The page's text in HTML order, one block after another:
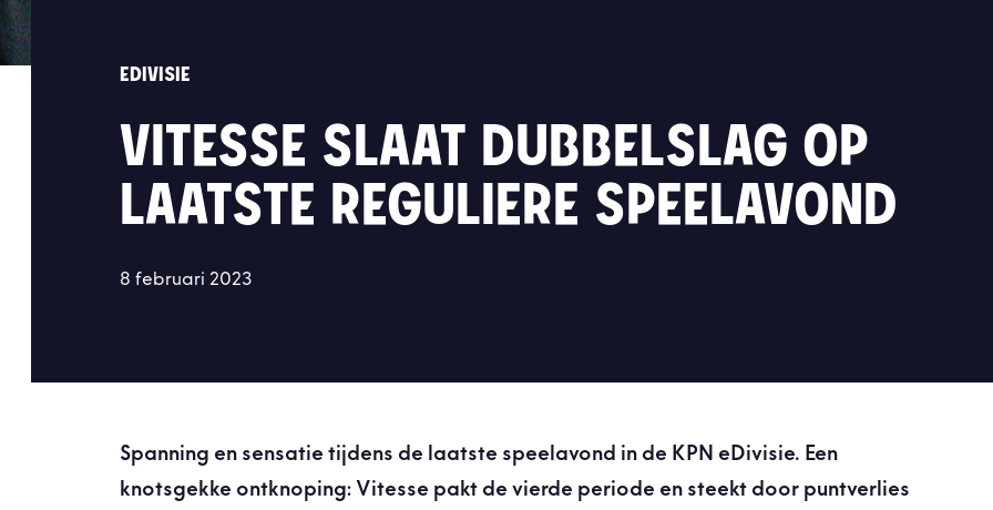
EDIVISIE
VITESSE SLAAT DUBBELSLAG OP
LAATSTE REGULIERE SPEELAVOND
8 februari 2023
Spanning en sensatie tijdens de laatste speelavond in de KPN eDivisie. Een
knotsgekke ontknoping: Vitesse pakt de vierde periode en steekt door puntverlies